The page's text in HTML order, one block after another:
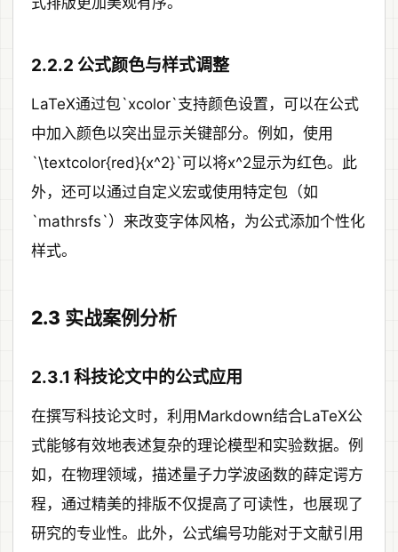
2.2.2 公式颜色与样式调整
LaTeX通过包`xcolor`支持颜色设置，可以在公式
中加入颜色以突出显示关键部分。例如，使用
`\textcolor{red}{x^2}`可以将x^2显示为红色。此
外，还可以通过自定义宏或使用特定包（如
`mathrsfs`）来改变字体风格，为公式添加个性化
样式。
2.3 实战案例分析
2.3.1 科技论文中的公式应用
在撰写科技论文时，利用Markdown结合LaTeX公
式能够有效地表述复杂的理论模型和实验数据。例
如，在物理领域，描述量子力学波函数的薛定谔方
程，通过精美的排版不仅提高了可读性，也展现了
研究的专业性。此外，公式编号功能对于文献引用